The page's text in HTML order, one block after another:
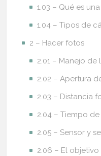
1.03 – Qué es
1.04 – Tipos de
2 – Hacer fotos
2.01 – Manejo de
2.02 – Apertura
2.03 – Distancia
2.04 – Tiempo
2.05 – Sensor y
2.06 – El objetivo